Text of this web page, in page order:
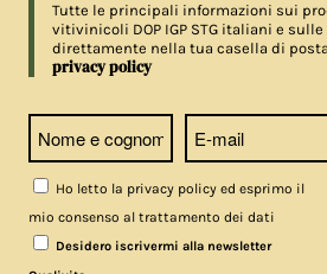
Tutte le principali informazioni sui
vitivinicoli DOP IGP STG italiani e
direttamente nella tua casella di
privacy policy
Ho letto la privacy policy ed esprimo il
mio consenso al trattamento dei dati
Desidero iscrivermi alla newsletter